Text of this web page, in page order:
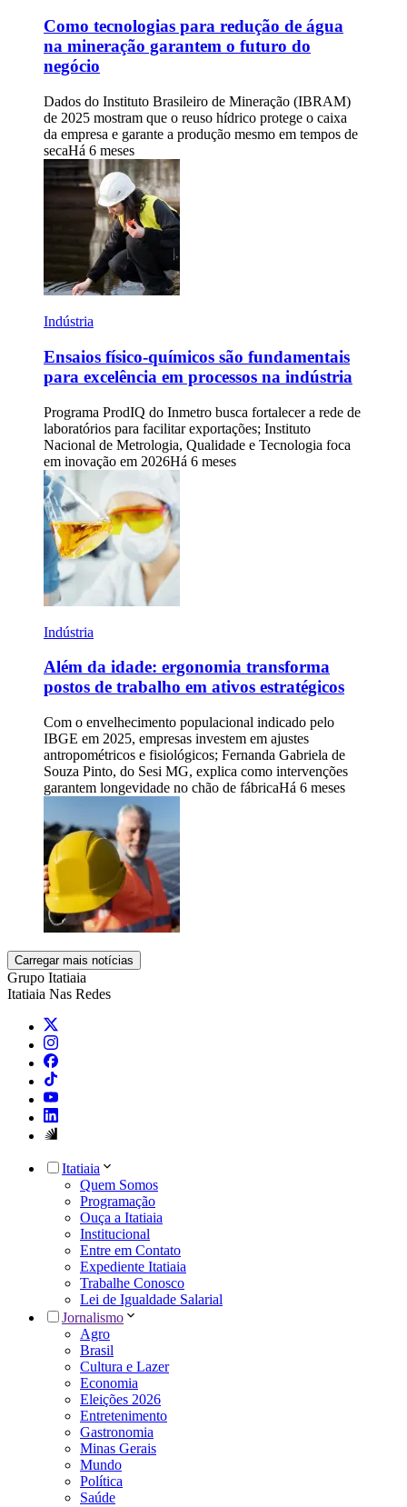
Como tecnologias para redução de água
na mineração garantem o futuro do
negócio
Dados do Instituto Brasileiro de Mineração (IBRAM)
de 2025 mostram que o reuso hídrico protege o caixa
da empresa e garante a produção mesmo em tempos de
secaHá 6 meses
Indústria
Ensaios físico-químicos são fundamentais
para excelência em processos na indústria
Programa ProdIQ do Inmetro busca fortalecer a rede de
laboratórios para facilitar exportações; Instituto
Nacional de Metrologia, Qualidade e Tecnologia foca
em inovação em 2026Há 6 meses
Indústria
Além da idade: ergonomia transforma
postos de trabalho em ativos estratégicos
Com o envelhecimento populacional indicado pelo
IBGE em 2025, empresas investem em ajustes
antropométricos e fisiológicos; Fernanda Gabriela de
Souza Pinto, do Sesi MG, explica como intervenções
garantem longevidade no chão de fábricaHá 6 meses
Carregar mais notícias
Grupo Itatiaia
Itatiaia Nas Redes
Itatiaia
Quem Somos
Programação
Ouça a Itatiaia
Institucional
Entre em Contato
Expediente Itatiaia
Trabalhe Conosco
Lei de Igualdade Salarial
Jornalismo
Agro
Brasil
Cultura e Lazer
Economia
Eleições 2026
Entretenimento
Gastronomia
Minas Gerais
Mundo
Política
Saúde